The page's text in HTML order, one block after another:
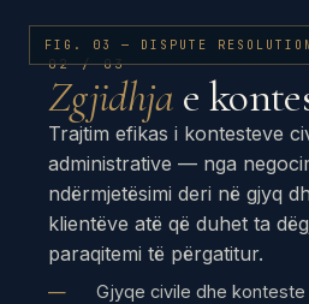
FIG. 03 — DISPUTE RESOLUTION
02 / 03
Zgjidhja e
Trajtim efikas i kontesteve
administrative — nga
ndërmjetësimi deri në gjyq
klientëve atë që duhet ta
paraqitemi të përgatitur.
Gjyqe civile dhe konteste